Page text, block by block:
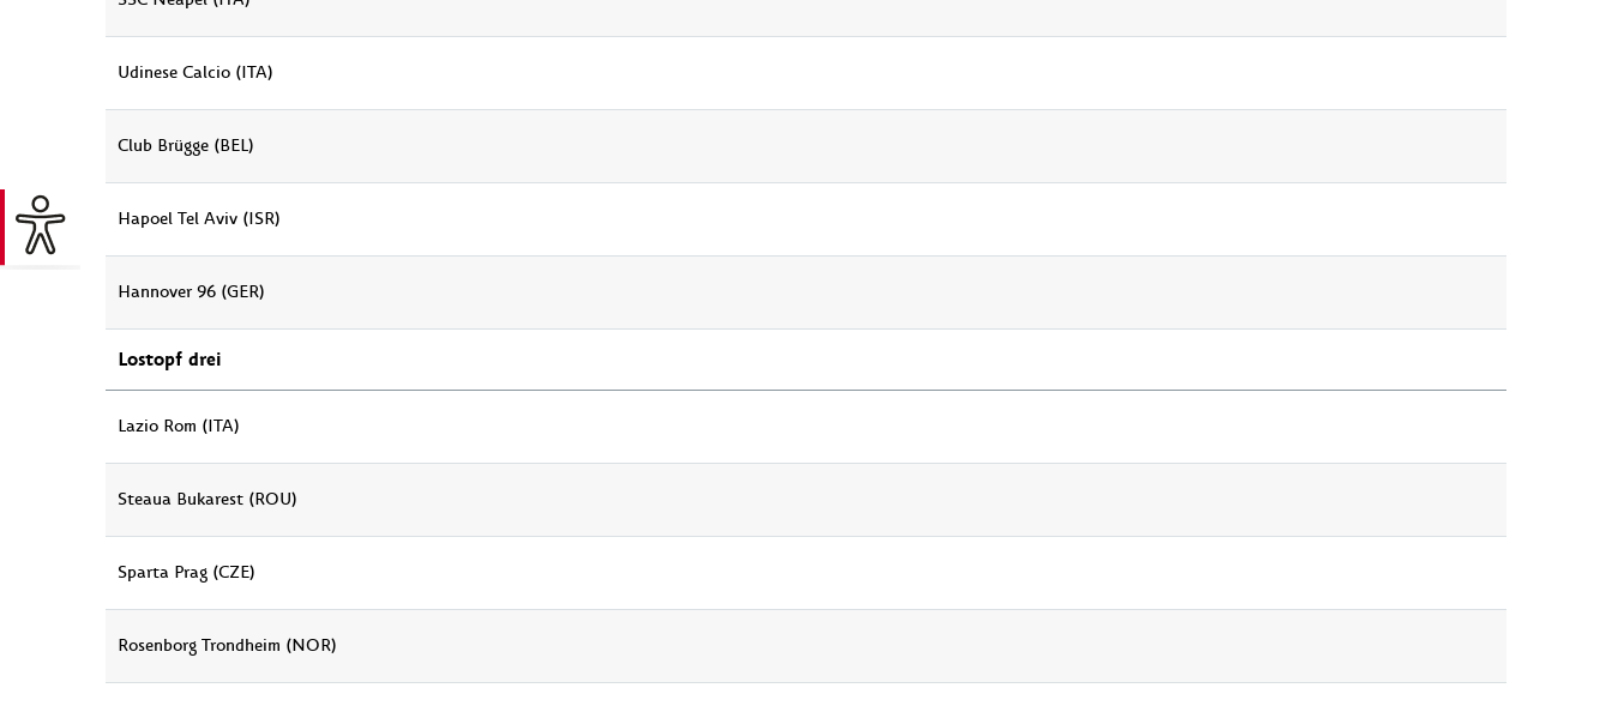
Udinese Calcio (ITA)
Club Brügge (BEL)
Hapoel Tel Aviv (ISR)
Hannover 96 (GER)
Lostopf drei
Lazio Rom (ITA)
Steaua Bukarest (ROU)
Sparta Prag (CZE)
Rosenborg Trondheim (NOR)